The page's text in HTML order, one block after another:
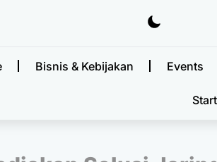
Bisnis & Kebijakan Events